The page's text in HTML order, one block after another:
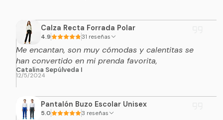
Calza Recta Forrada Polar
4.9 31 reseñas
Me encantan, son muy cómodas y calentitas se
han convertido en mi prenda favorita,
Catalina Sepúlveda I
12/5/2024
Pantalón Buzo Escolar Unisex
5.0 3 reseñas